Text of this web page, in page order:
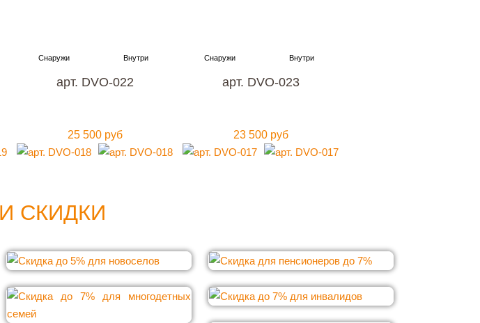
арт. DVO-022
25 500 руб
арт. DVO-023
23 500 руб
СКИДКИ